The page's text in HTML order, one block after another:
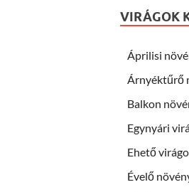
VIRÁGOK
Áprilisi
Árnyéktűrő
Balkon
Egynyári
Ehető
Évelő